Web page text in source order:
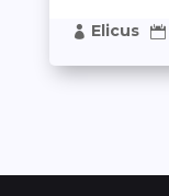
 Elicus 